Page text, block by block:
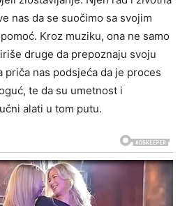
nas da se suočimo sa svojim
Kroz muziku, ona ne samo
druge da prepoznaju svoju
priča nas podsjeća da je proces
te da su umetnost i
alati u tom putu.